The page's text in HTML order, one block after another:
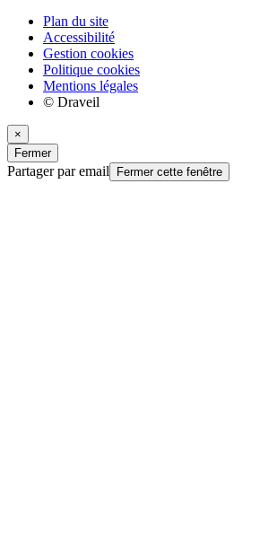
Plan du site
Accessibilité
Gestion cookies
Politique cookies
Mentions légales
© Draveil
×
Fermer
Partager par email Fermer cette fenêtre